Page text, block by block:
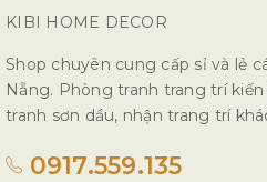
KIBI HOME DECOR
Shop chuyên cung cấp sỉ và lẻ
Nẵng. Phòng tranh trang trí
tranh sơn dầu, nhận trang trí
0917.559.135